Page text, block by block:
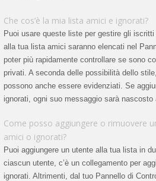
Che cos’è la mia lista amici e ignorati?
Puoi usare queste liste per gestire gli
alla tua lista amici saranno elencati nel
poter più rapidamente controllare se sono
privati. A seconda delle possibilità dello
possono anche essere evidenziati. Se
ignorati, ogni suo messaggio sarà nascosto
Come posso aggiungere o rimuovere
amici o ignorati?
Puoi aggiungere un utente alla tua lista in
ciascun utente, c’è un collegamento per
ignorati. Altrimenti, dal tuo Pannello di